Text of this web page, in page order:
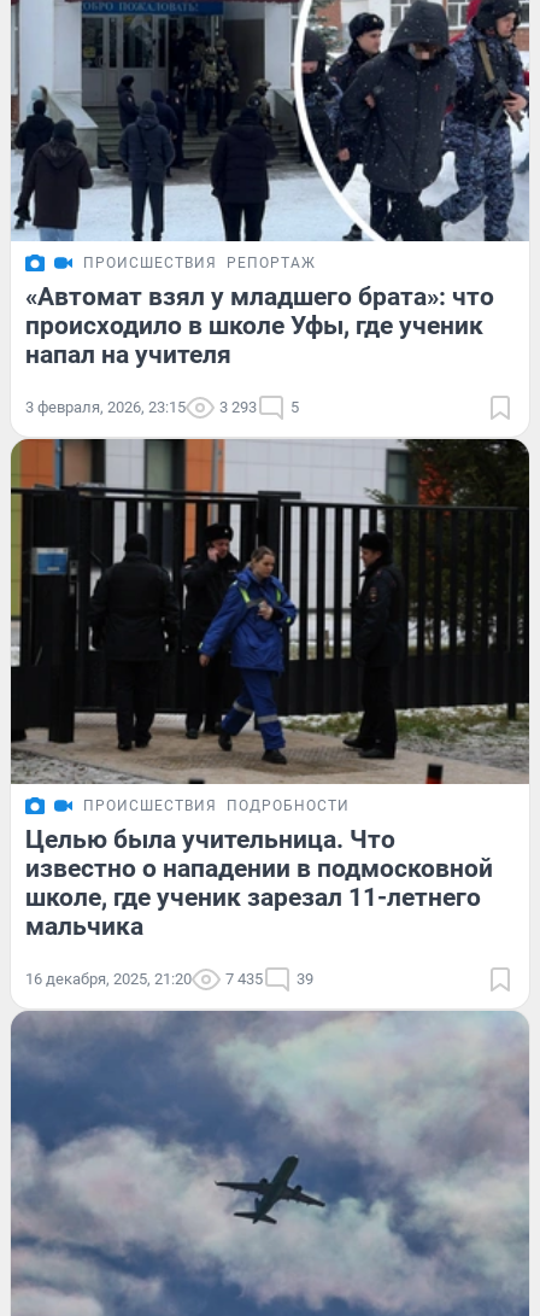
ПРОИСШЕСТВИЯ РЕПОРТАЖ
«Автомат взял у младшего брата»: что
происходило в школе Уфы, где ученик
напал на учителя
3 февраля, 2026, 23:15 3 293 5
ПРОИСШЕСТВИЯ ПОДРОБНОСТИ
Целью была учительница. Что
известно о нападении в подмосковной
школе, где ученик зарезал 11-летнего
мальчика
16 декабря, 2025, 21:20 7 435 39